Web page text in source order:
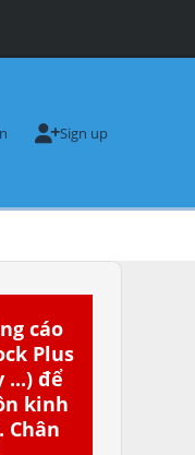
Sign up
cáo
Plus
...) để
kinh
Chân